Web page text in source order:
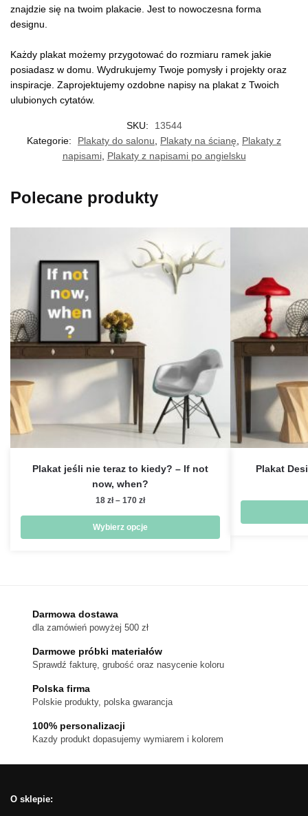
znajdzie się na twoim plakacie. Jest to nowoczesna forma
designu.
Każdy plakat możemy przygotować do rozmiaru ramek jakie
posiadasz w domu. Wydrukujemy Twoje pomysły i projekty oraz
inspiracje. Zaprojektujemy ozdobne napisy na plakat z Twoich
ulubionych cytatów.
SKU:
13544
Kategorie:
Plakaty do salonu Plakaty na ścianę
Plakaty z
napisami, Plakaty z napisami po angielsku
Polecane produkty
Plakat jeśli nie teraz to kiedy? – If not
now, when?
18 zł – 170 złZakres
od
18 zł
Wybierz opcje
Opcje
można
wybrać
stronie
Plakat
Darmowa dostawa
dla zamówień powyżej 500 zł
Darmowe próbki materiałów
Sprawdź fakturę, grubość oraz nasycenie koloru
Polska firma
Polskie produkty, polska gwarancja
100% personalizacji
Kazdy produkt dopasujemy wymiarem i kolorem
O sklepie: